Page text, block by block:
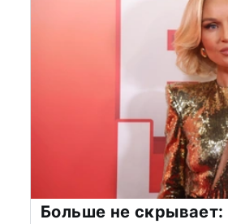
Больше не скрывает: